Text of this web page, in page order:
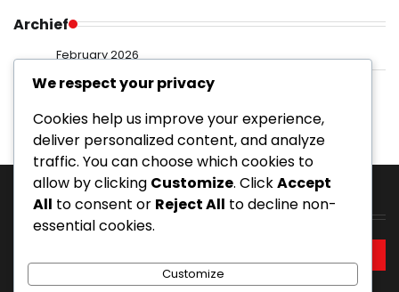
Archief
February 2026
January 2026
Zoeken
for:
We respect your privacy
Cookies help us improve your experience,
deliver personalized content, and analyze
traffic. You can choose which cookies to
allow by clicking Customize. ClickAccept
All to consent or Reject All to decline non-
essential cookies.
Customize